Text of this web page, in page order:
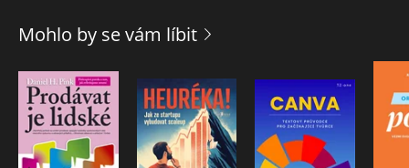
uchovat. Nejde přitom o žádná kouzla nebo kdovíjak
elementárních ekonomických zákonitostí a trocha inspirace v
minulosti, aby se před námi poodhalila i naše finanční
budoucnost.
Mohlo by se vám líbit